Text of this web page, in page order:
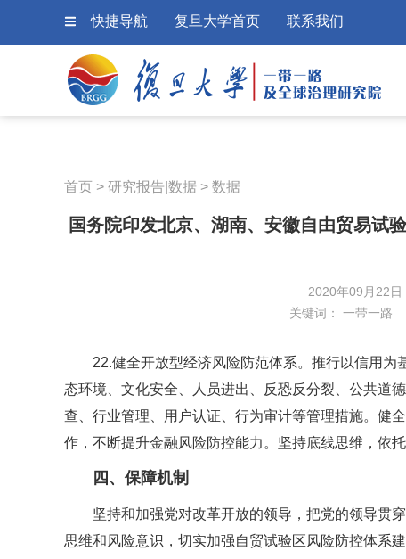
快捷导航 复旦大学首页 联系我们
首页 > 研究报告|数据 > 数据
国务院印发北京、湖南、安徽自由贸易试
2020年09月22
关键词： 一带一路
22.健全开放型经济风险防范体系。推行以信用
态环境、文化安全、人员进出、反恐反分裂、公共道
查、行业管理、用户认证、行为审计等管理措施。健
作，不断提升金融风险防控能力。坚持底线思维，依
四、保障机制
坚持和加强党对改革开放的领导，把党的领导贯
思维和风险意识，切实加强自贸试验区风险防控体系